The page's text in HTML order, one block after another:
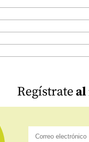
Regístrateal